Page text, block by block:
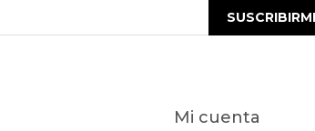
Mi cuenta